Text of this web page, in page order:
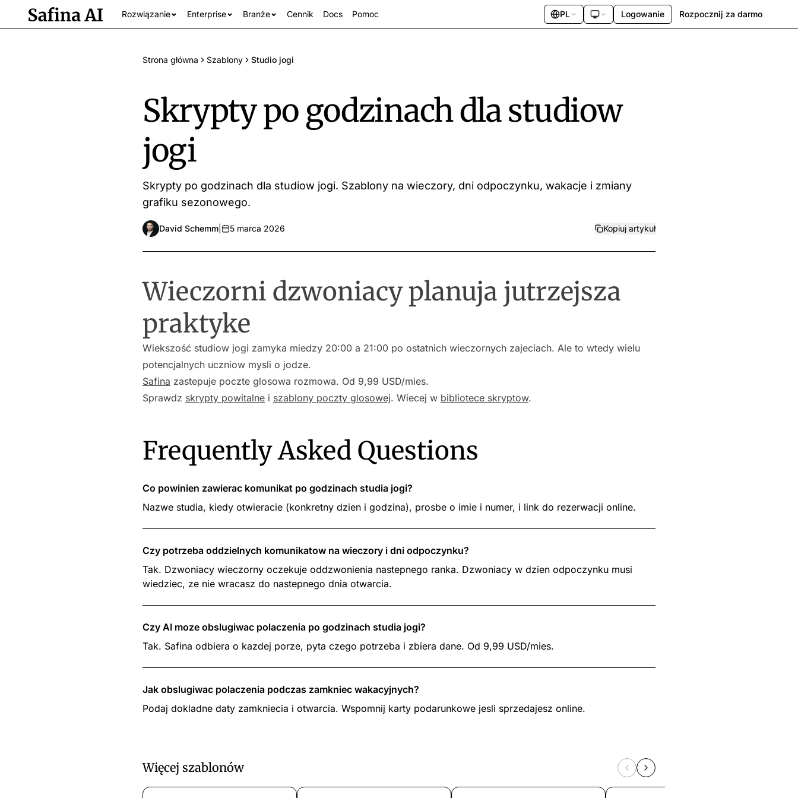
Rozwiązanie Enterprise Branże
Wszystkie branże
Cennik Docs Pomoc PL Logowanie Rozpocznij za darmo
Strona główna Szablony Studio jogi
Skrypty po godzinach dla studiow
jogi
Skrypty po godzinach dla studiow jogi. Szablony na wieczory, dni odpoczynku, wakacje i zmiany
grafiku sezonowego.
David Schemm 5 marca 2026 Kopiuj artykuł
Wieczorni dzwoniacy planuja jutrzejsza
praktyke
Wiekszość studiow jogi zamyka miedzy 20:00 a 21:00 po ostatnich wieczornych zajeciach. Ale to wtedy wielu
potencjalnych uczniow mysli o jodze.
Safina zastepuje poczte glosowa rozmowa. Od 9,99 USD/mies.
Sprawdz skrypty powitalne i szablony poczty glosowej. Wiecej w bibliotece skryptow.
Frequently Asked Questions
Co powinien zawierac komunikat po godzinach studia jogi?
Nazwe studia, kiedy otwieracie (konkretny dzien i godzina), prosbe o imie i numer, i link do rezerwacji online.
Czy potrzeba oddzielnych komunikatow na wieczory i dni odpoczynku?
Tak. Dzwoniacy wieczorny oczekuje oddzwonienia nastepnego ranka. Dzwoniacy w dzien odpoczynku musi
wiedziec, ze nie wracasz do nastepnego dnia otwarcia.
Czy AI moze obslugiwac polaczenia po godzinach studia jogi?
Tak. Safina odbiera o kazdej porze, pyta czego potrzeba i zbiera dane. Od 9,99 USD/mies.
Jak obslugiwac polaczenia podczas zamkniec wakacyjnych?
Podaj dokladne daty zamkniecia i otwarcia. Wspomnij karty podarunkowe jesli sprzedajesz online.
Więcej szablonów